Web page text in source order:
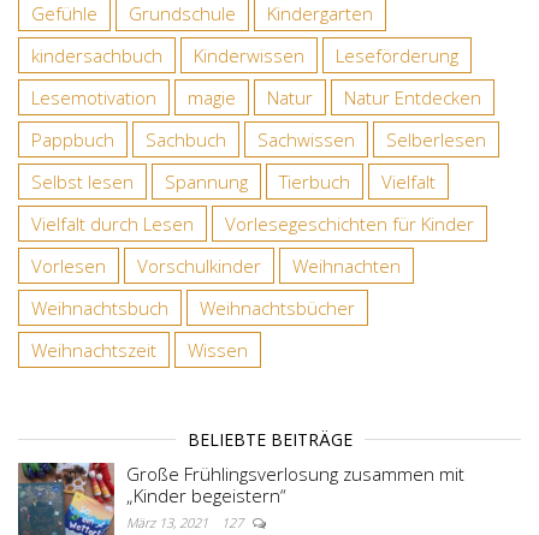
Gefühle
Grundschule
Kindergarten
kindersachbuch
Kinderwissen
Leseförderung
Lesemotivation
magie Natur
Natur Entdecken
Pappbuch
Sachbuch Sachwissen
Selberlesen
Selbst lesen
Spannung Tierbuch
Vielfalt
Vielfalt durch Lesen
Vorlesegeschichten für Kinder
Vorlesen
Vorschulkinder
Weihnachten
Weihnachtsbuch
Weihnachtsbücher
Weihnachtszeit
Wissen
BELIEBTE BEITRÄGE
Große Frühlingsverlosung zusammen mit
„Kinder begeistern“
März 13, 2021 127